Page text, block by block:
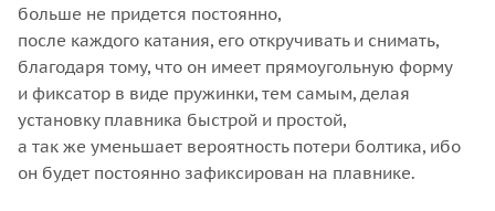
больше не придется постоянно,
после каждого катания, его откручивать и снимать,
благодаря тому, что он имеет прямоугольную форму
и фиксатор в виде пружинки, тем самым, делая
установку плавника быстрой и простой,
а так же уменьшает вероятность потери болтика, ибо
он будет постоянно зафиксирован на плавнике.